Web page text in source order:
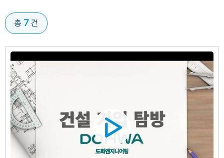
총 7 건